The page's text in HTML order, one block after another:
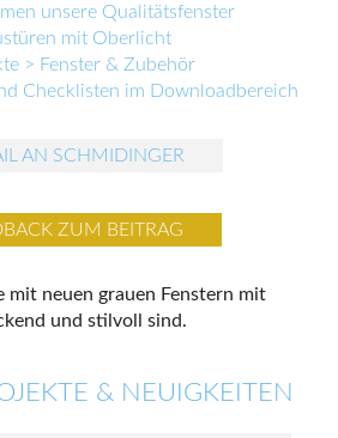
unsere Qualitätsfenster
mit Oberlicht
> Fenster & Zubehör
Checklisten im Downloadbereich
AN SCHMIDINGER
ZUM BEITRAG
& NEUIGKEITEN